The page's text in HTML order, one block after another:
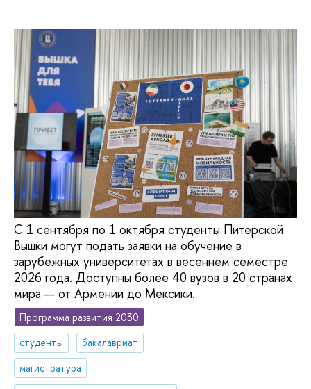
С 1 сентября по 1 октября студенты Питерской
Вышки могут подать заявки на обучение в
зарубежных университетах в весеннем семестре
2026 года. Доступны более 40 вузов в 20 странах
мира — от Армении до Мексики.
Программа развития 2030
студенты
бакалавриат
магистратура